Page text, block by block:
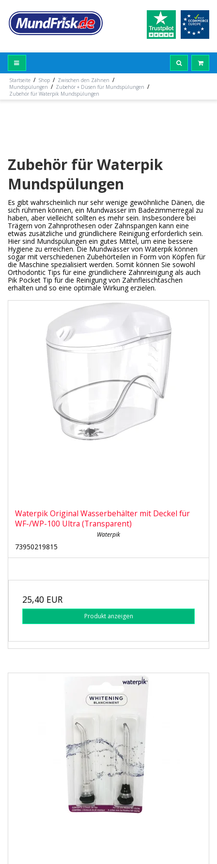
Startseite / Shop / Zwischen den Zähnen /
Mundspülungen / Zubehör + Düsen für Mundspülungen /
Zubehör für Waterpik Mundspülungen
Zubehör für Waterpik
Mundspülungen
Es gibt wahrscheinlich nur sehr wenige gewöhnliche Dänen, die
sich rühmen können, ein Mundwasser im Badezimmerregal zu
haben, aber vielleicht sollten es mehr sein. Insbesondere bei
Trägern von Zahnprothesen oder Zahnspangen kann eine
etwas zusätzliche und gründlichere Reinigung erforderlich sein.
Hier sind Mundspülungen ein gutes Mittel, um eine bessere
Hygiene zu erreichen. Die Mundwässer von Waterpik können
sogar mit verschiedenen Zubehörteilen in Form von Köpfen für
die Maschine spezialisiert werden. Somit können Sie sowohl
Orthodontic Tips für eine gründlichere Zahnreinigung als auch
Pik Pocket Tip für die Reinigung von Zahnfleischtaschen
erhalten und so eine optimale Wirkung erzielen.
Waterpik Original Wasserbehälter mit Deckel für
WF-/WP-100 Ultra (Transparent)
Waterpik
73950219815
25,40 EUR
Produkt anzeigen